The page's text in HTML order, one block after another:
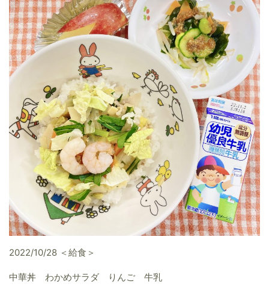
2022/10/28 ＜給食＞
中華丼 わかめサラダ りんご 牛乳